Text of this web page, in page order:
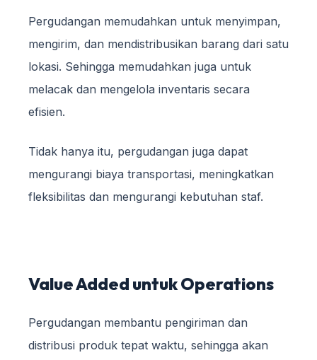
Pergudangan memudahkan untuk menyimpan,
mengirim, dan mendistribusikan barang dari satu
lokasi. Sehingga memudahkan juga untuk
melacak dan mengelola inventaris secara
efisien.
Tidak hanya itu, pergudangan juga dapat
mengurangi biaya transportasi, meningkatkan
fleksibilitas dan mengurangi kebutuhan staf.
Value Added untuk Operations
Pergudangan membantu pengiriman dan
distribusi produk tepat waktu, sehingga akan